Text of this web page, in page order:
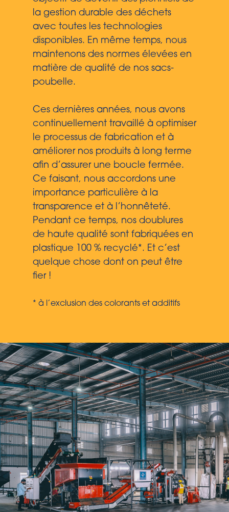
la gestion durable des déchets
avec toutes les technologies
disponibles. En même temps, nous
maintenons des normes élevées en
matière de qualité de nos sacs-
poubelle.
Ces dernières années, nous avons
continuellement travaillé à optimiser
le processus de fabrication et à
améliorer nos produits à long terme
afin d’assurer une boucle fermée.
Ce faisant, nous accordons une
importance particulière à la
transparence et à l’honnêteté.
Pendant ce temps, nos doublures
de haute qualité sont fabriquées en
plastique 100 % recyclé*. Et c’est
quelque chose dont on peut être
fier !
* à l’exclusion des colorants et additifs